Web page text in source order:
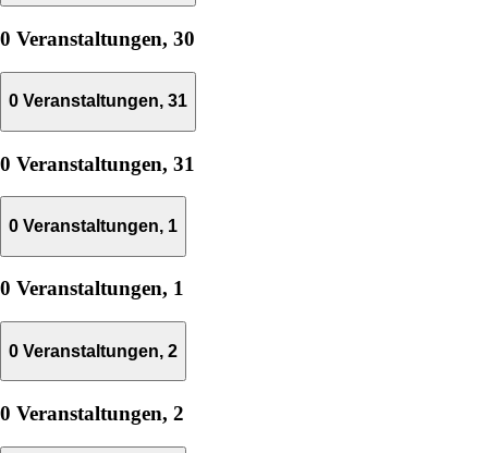
0 Veranstaltungen, 30
0 Veranstaltungen, 31
0 Veranstaltungen, 31
0 Veranstaltungen, 1
0 Veranstaltungen, 1
0 Veranstaltungen, 2
0 Veranstaltungen, 2